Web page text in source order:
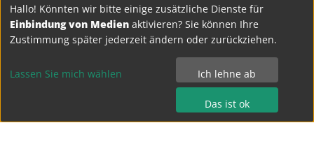
Hallo! Könnten wir bitte einige zusätzliche Dienste für
Einbindung von Medien aktivieren? Sie können Ihre
Zustimmung später jederzeit ändern oder zurückziehen.
Lassen Sie mich wählen Ich lehne ab
Das ist ok